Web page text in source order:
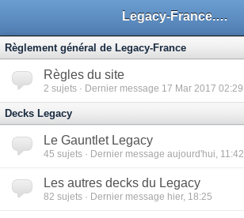
Legacy-France.org - Forum
Règlement général de Legacy-France
Règles du site
2 sujets · Dernier message 17 Mar 2017 02:29
Decks Legacy
Le Gauntlet Legacy
45 sujets · Dernier message aujourd'hui, 11:42
Les autres decks du Legacy
82 sujets · Dernier message hier, 18:25